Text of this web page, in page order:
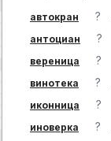
автокран ?
антоциан ?
вереница ?
винотека ?
иконница ?
иноверка ?